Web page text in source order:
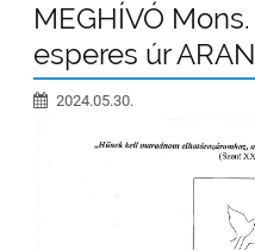
MEGHÍVÓ
esperes úr
2024.05.30.